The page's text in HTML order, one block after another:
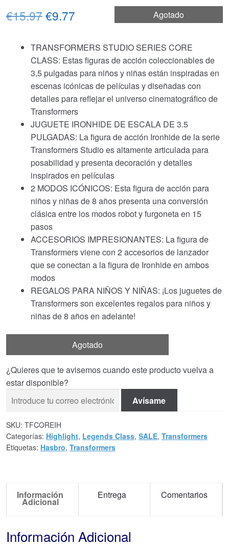
Agotado
€15.97El
original
era:
€15.97.
€9.77
actual
es:
€9.77.
TRANSFORMERS STUDIO SERIES CORE
CLASS: Estas figuras de acción coleccionables de
3,5 pulgadas para niños y niñas están inspiradas en
escenas icónicas de películas y diseñadas con
detalles para reflejar el universo cinematográfico de
Transformers
JUGUETE IRONHIDE DE ESCALA DE 3.5
PULGADAS: La figura de acción Ironhide de la serie
Transformers Studio es altamente articulada para
posabilidad y presenta decoración y detalles
inspirados en películas
2 MODOS ICÓNICOS: Esta figura de acción para
niños y niñas de 8 años presenta una conversión
clásica entre los modos robot y furgoneta en 15
pasos
ACCESORIOS IMPRESIONANTES: La figura de
Transformers viene con 2 accesorios de lanzador
que se conectan a la figura de Ironhide en ambos
modos
REGALOS PARA NIÑOS Y NIÑAS: ¡Los juguetes de
Transformers son excelentes regalos para niños y
niñas de 8 años en adelante!
Agotado
¿Quieres que te avisemos cuando este producto vuelva a
estar disponible?
Avísame
SKU: TFCOREIH
Categorías: Highlight, Legends Class, SALE, Transformers
Etiquetas: Hasbro, Transformers
Información
Adicional
Entrega Comentarios
Información Adicional